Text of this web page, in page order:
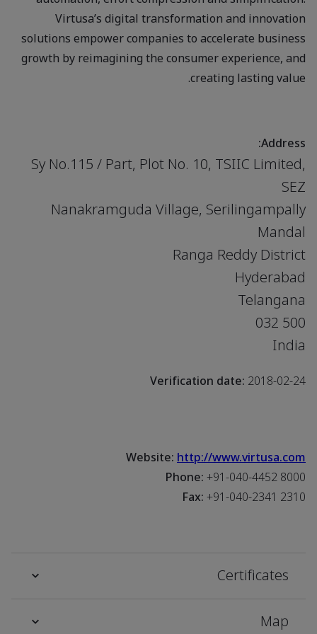
Virtusa’s digital transformation and innovation
solutions empower companies to accelerate business
growth by reimagining the consumer experience, and
creating lasting value.
Address:
Sy No.115 / Part, Plot No. 10, TSIIC Limited,
SEZ
Nanakramguda Village, Serilingampally
Mandal
Ranga Reddy District
Hyderabad
Telangana
500 032
India
Verification date:2018-02-24
Website:http://www.virtusa.com
Phone:+91-040-4452 8000
Fax:+91-040-2341 2310
Certificates
Map